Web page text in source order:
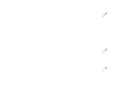
↗
↗
↗